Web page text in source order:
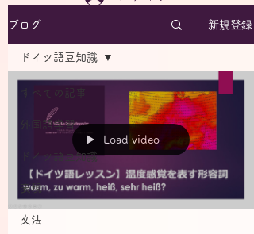
ブログ 新規登録
すべての記事
外国語学習
ドイツ語豆知識
表現
文法
ドイツ語豆知識
Load video